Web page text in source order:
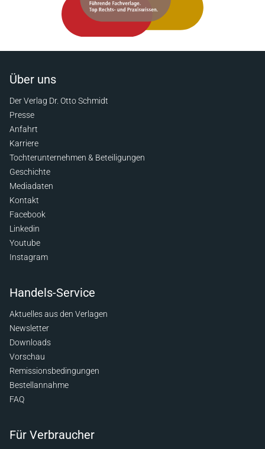
Über uns
Der Verlag Dr. Otto Schmidt
Presse
Anfahrt
Karriere
Tochterunternehmen & Beteiligungen
Geschichte
Mediadaten
Kontakt
Facebook
Linkedin
Youtube
Instagram
Handels-Service
Aktuelles aus den Verlagen
Newsletter
Downloads
Vorschau
Remissionsbedingungen
Bestellannahme
FAQ
Für Verbraucher